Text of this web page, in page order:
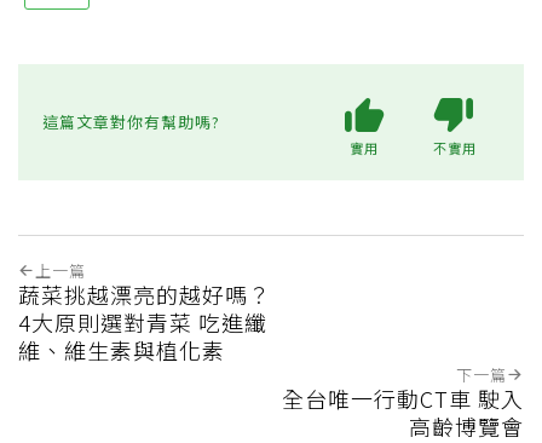
這篇文章對你有幫助嗎?
實用 不實用
上一篇
蔬菜挑越漂亮的越好嗎？
4大原則選對青菜 吃進纖
維、維生素與植化素
下一篇
全台唯一行動CT車 駛入
高齡博覽會